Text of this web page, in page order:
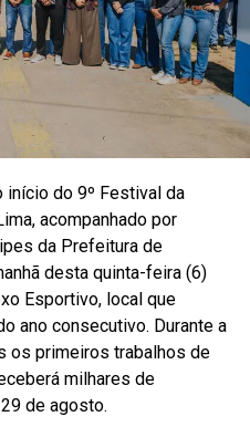
do 9º Festival da
acompanhado por
da Prefeitura de
desta quinta-feira (6)
Esportivo, local que
ano consecutivo. Durante a
os primeiros trabalhos de
milhares de
de agosto.